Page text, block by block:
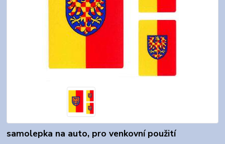
samolepka na auto, pro venkovní použití